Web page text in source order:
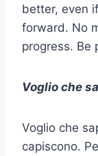
better, even
forward. No
progress. Be
Voglio che
Voglio che
capiscono.